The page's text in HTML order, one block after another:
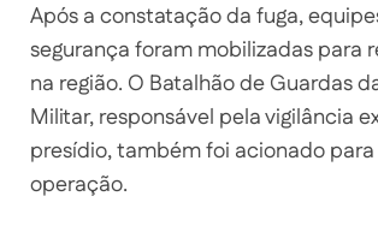
Após a constatação da fuga,
segurança foram mobilizadas para
na região. O Batalhão de Guardas
Militar, responsável pela vigilância
presídio, também foi acionado para
operação.